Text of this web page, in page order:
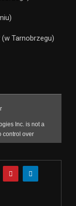
Tarnobrzegu)